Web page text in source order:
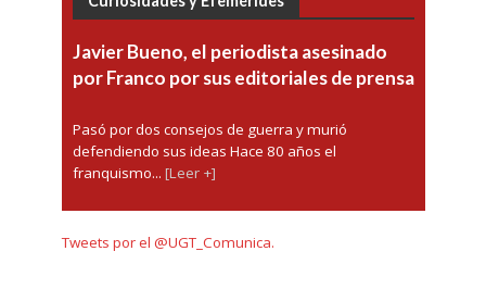
Javier Bueno, el periodista asesinado
por Franco por sus editoriales de prensa
Pasó por dos consejos de guerra y murió
defendiendo sus ideas Hace 80 años el
franquismo... [Leer +]
Tweets por el @UGT_Comunica.